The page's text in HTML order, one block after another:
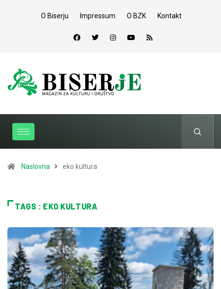
O Biserju Impressum O BZK Kontakt
Naslovna eko kultura
TAGS : EKO KULTURA